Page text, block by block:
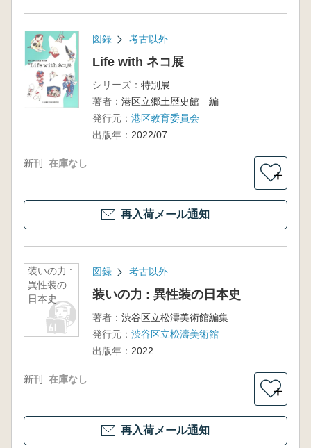
図録 考古以外
Life with ネコ展
シリーズ： 特別展
著者： 港区立郷土歴史館 編
発行元： 港区教育委員会
出版年： 2022/07
新刊 在庫なし
＋
再入荷メール通知
装いの力 :
異性装の
日本史
図録 考古以外
装いの力 : 異性装の日本史
著者： 渋谷区立松濤美術館編集
発行元： 渋谷区立松濤美術館
出版年： 2022
新刊 在庫なし
＋
再入荷メール通知